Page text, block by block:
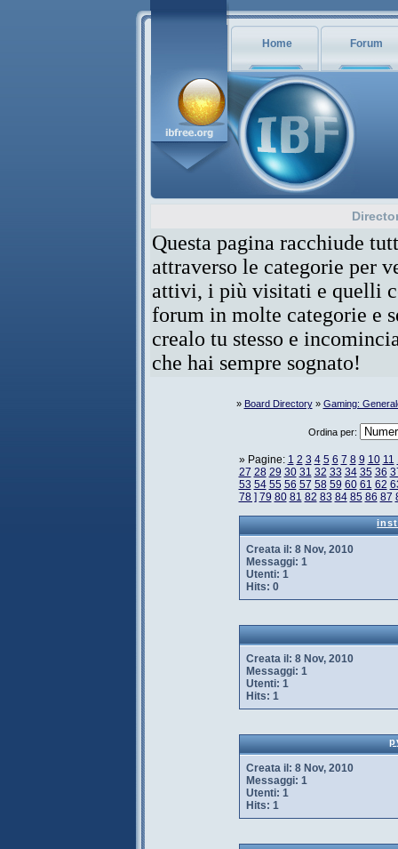
Home Forum
Questa pagina racchiude
attraverso le categorie per
attivi, i più visitati e quelli
forum in molte categorie e
crealo tu stesso e
che hai sempre sognato!
» Board Directory» Gaming:
Ordina per:
» Pagine: 1 2 3 4 5 6 7 8 9 10 11
27 28 29 30 31 32 33 34 35 36
53 54 55 56 57 58 59 60 61 62
78 ] 79 80 81 82 83 84 85 86 87
Creata il: 8 Nov, 2010
Messaggi: 1
Utenti: 1
Hits: 0
Creata il: 8 Nov, 2010
Messaggi: 1
Utenti: 1
Hits: 1
Creata il: 8 Nov, 2010
Messaggi: 1
Utenti: 1
Hits: 1